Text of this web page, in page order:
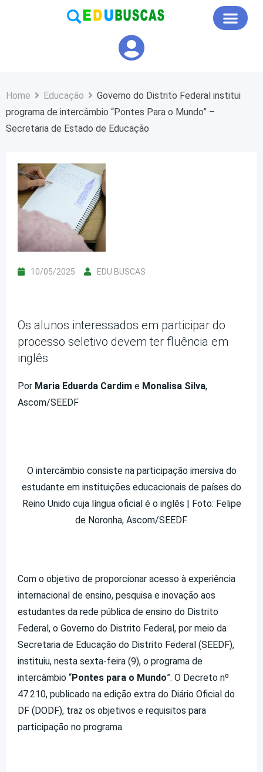
Home Educação
Governo do Distrito Federal institui
programa de intercâmbio “Pontes Para o Mundo” –
Secretaria de Estado de Educação
10/05/2025 EDU BUSCAS
Os alunos interessados em participar do
processo seletivo devem ter fluência em
inglês
Por Maria Eduarda Cardim e Monalisa Silva,
Ascom/SEEDF
O intercâmbio consiste na participação imersiva do
estudante em instituições educacionais de países do
Reino Unido cuja língua oficial é o inglês | Foto: Felipe
de Noronha, Ascom/SEEDF.
Com o objetivo de proporcionar acesso à experiência
internacional de ensino, pesquisa e inovação aos
estudantes da rede pública de ensino do Distrito
Federal, o Governo do Distrito Federal, por meio da
Secretaria de Educação do Distrito Federal (SEEDF),
instituiu, nesta sexta-feira (9), o programa de
intercâmbio “Pontes para o Mundo”. O Decreto nº
47.210, publicado na edição extra do Diário Oficial do
DF (DODF), traz os objetivos e requisitos para
participação no programa.